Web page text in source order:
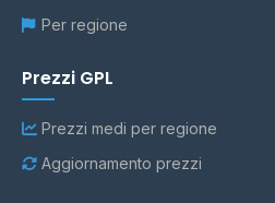
Per regione
Prezzi GPL
Prezzi medi per regione
Aggiornamento prezzi